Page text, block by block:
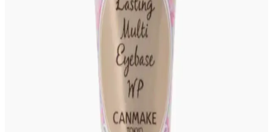
Asimetrik gözlerde takma kirpik uygulaması, kirpiklerin kesilmesi,
bölümlere ayrılması ve bireysel demet kullanımıyla kişiye özel
uyarlanır. Bu yöntemler gözlerin simetrik görünmesini sağlar.
Costco Japonya'da Güneş Koruyucu Ürün
Çeşitliliği, Fiyatlar ve Üyelik Avantajları
Costco Japonya, Japon ve Kore markalarının güneş koruyucularını
dengeli sunuyor. Fiyatlar yerel eczanelerle benzer, ancak paket
avantajları ve üyelik ayrıcalıkları alışverişi cazip kılıyor.